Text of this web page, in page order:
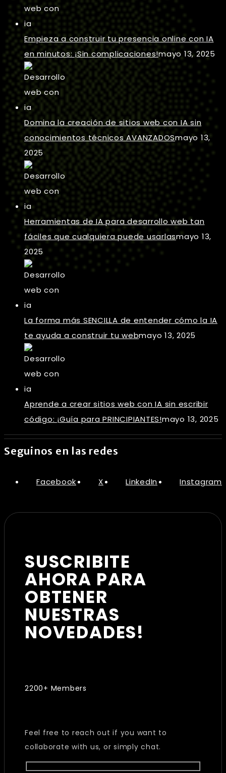
Empieza a construir tu presencia online con IA
en minutos: ¡Sin complicaciones!mayo 13, 2025
Domina la creación de sitios web con IA sin
conocimientos técnicos AVANZADOSmayo 13,
2025
Herramientas de IA para desarrollo web tan
fáciles que cualquiera puede usarlasmayo 13,
2025
La forma más SENCILLA de entender cómo la IA
te ayuda a construir tu webmayo 13, 2025
Aprende a crear sitios web con IA sin escribir
código: ¡Guía para PRINCIPIANTES!mayo 13, 2025
Seguinos en las redes
Facebook X LinkedIn Instagram
SUSCRIBITE
AHORA PARA
OBTENER
NUESTRAS
NOVEDADES!
2200+ Members
Feel free to reach out if you want to
collaborate with us, or simply chat.